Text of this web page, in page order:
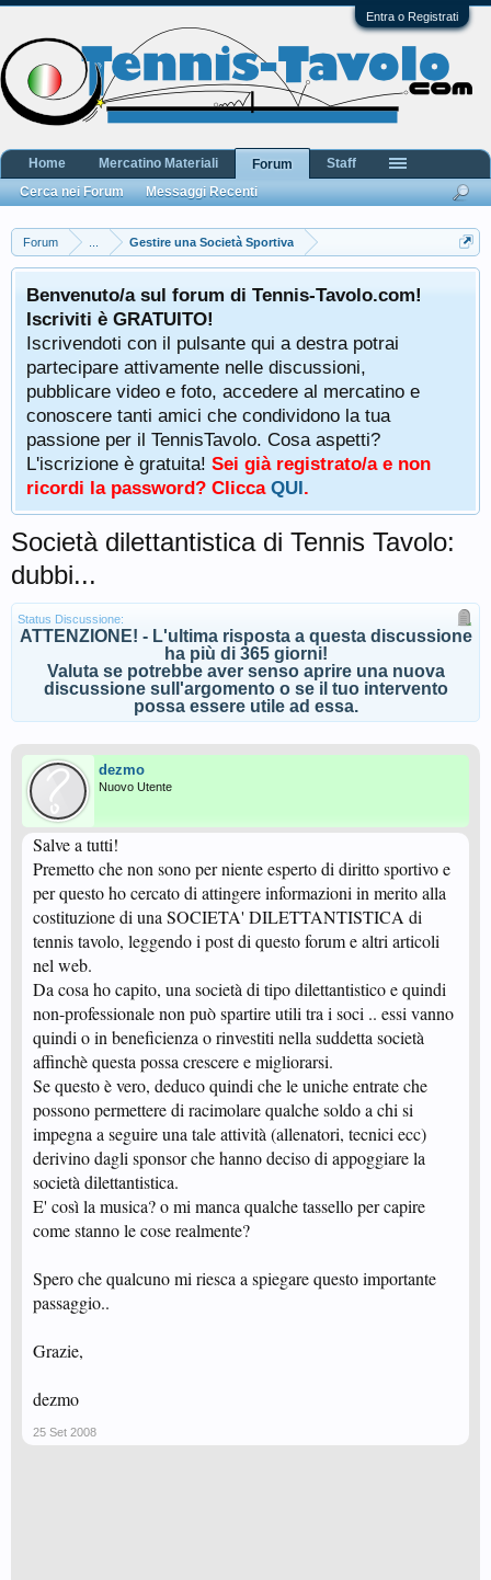
Entra o Registrati
Forum Gestire una Società Sportiva
Benvenuto/a sul forum di Tennis-Tavolo.com!
Iscriviti è GRATUITO!
Iscrivendoti con il pulsante qui a destra potrai
partecipare attivamente nelle discussioni,
pubblicare video e foto, accedere al mercatino e
conoscere tanti amici che condividono la tua
passione per il TennisTavolo. Cosa aspetti?
L'iscrizione è gratuita! Sei già registrato/a e non
ricordi la password? Clicca QUI.
Società dilettantistica di Tennis Tavolo:
dubbi...
Status Discussione:
ATTENZIONE! - L'ultima risposta a questa discussione
ha più di 365 giorni!
Valuta se potrebbe aver senso aprire una nuova
discussione sull'argomento o se il tuo intervento
possa essere utile ad essa.
dezmo
Nuovo Utente
Salve a tutti!
Premetto che non sono per niente esperto di diritto sportivo e
per questo ho cercato di attingere informazioni in merito alla
costituzione di una SOCIETA' DILETTANTISTICA di
tennis tavolo, leggendo i post di questo forum e altri articoli
nel web.
Da cosa ho capito, una società di tipo dilettantistico e quindi
non-professionale non può spartire utili tra i soci .. essi vanno
quindi o in beneficienza o rinvestiti nella suddetta società
affinchè questa possa crescere e migliorarsi.
Se questo è vero, deduco quindi che le uniche entrate che
possono permettere di racimolare qualche soldo a chi si
impegna a seguire una tale attività (allenatori, tecnici ecc)
derivino dagli sponsor che hanno deciso di appoggiare la
società dilettantistica.
E' così la musica? o mi manca qualche tassello per capire
come stanno le cose realmente?
Spero che qualcuno mi riesca a spiegare questo importante
passaggio..
Grazie,
dezmo
25 Set 2008
Home Mercatino Materiali
Forum
Cerca nei Forum
Messaggi Recenti
Staff